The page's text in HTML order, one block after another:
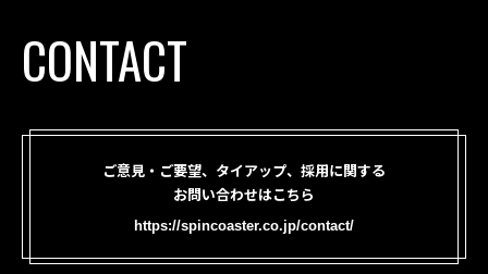
CONTACT
ご意見・ご要望、タイアップ、採用に関する
お問い合わせはこちら
https://spincoaster.co.jp/contact/